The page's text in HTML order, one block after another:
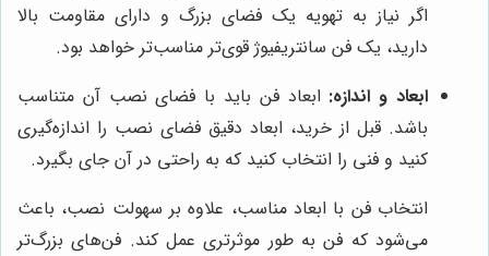
اگر نیاز به تهویه یک فضای بزرگ و دارای مقاومت بالا
دارید، یک فن سانتریفیوژ قوی‌تر مناسب‌تر خواهد بود.
ابعاد و اندازه: ابعاد فن باید با فضای نصب آن متناسب
باشد. قبل از خرید، ابعاد دقیق فضای نصب را اندازه‌گیری
کنید و فنی را انتخاب کنید که به راحتی در آن جای بگیرد.
انتخاب فن با ابعاد مناسب، علاوه بر سهولت نصب، باعث
می‌شود که فن به طور موثرتری عمل کند. فن‌های بزرگ‌تر